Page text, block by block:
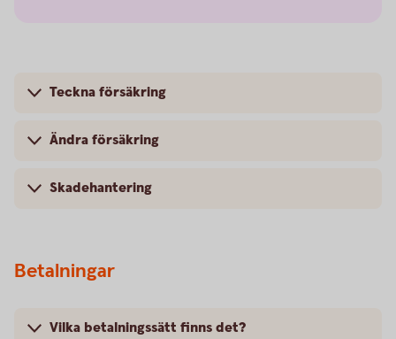
Teckna försäkring
Ändra försäkring
Skadehantering
Betalningar
Vilka betalningssätt finns det?